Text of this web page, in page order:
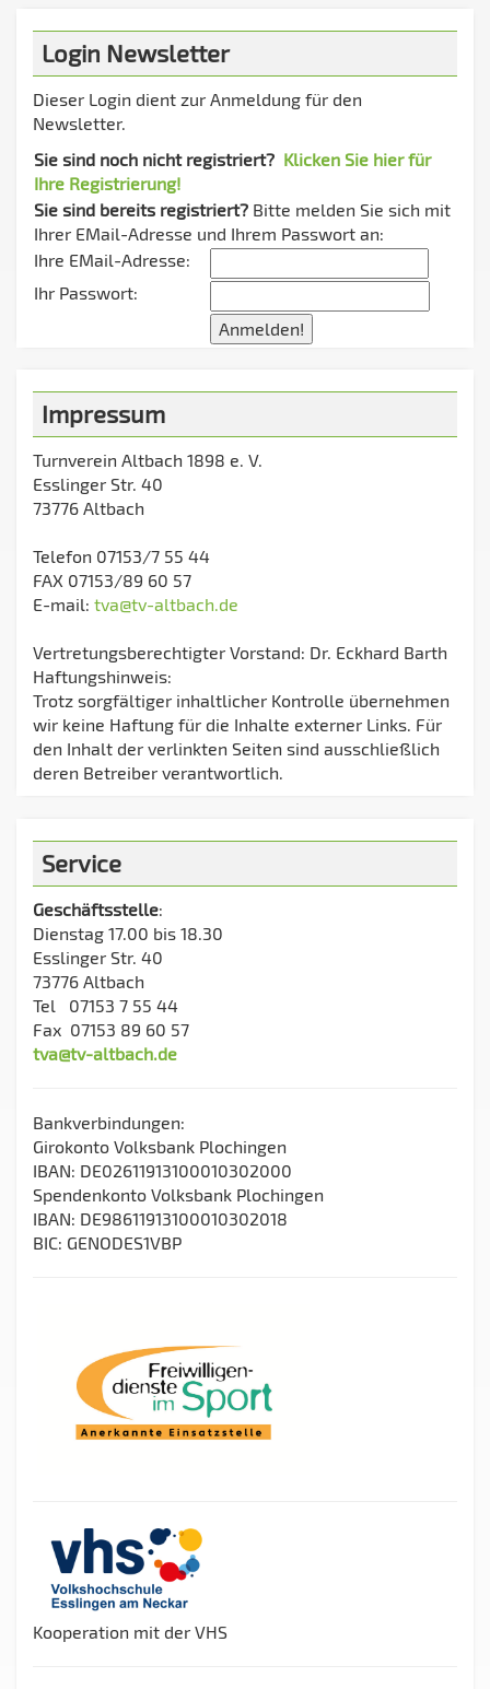
Login Newsletter
Dieser Login dient zur Anmeldung für den
Newsletter.
Sie sind noch nicht registriert? Klicken Sie hier für
Ihre Registrierung!
Sie sind bereits registriert? Bitte melden Sie sich mit
Ihrer EMail-Adresse und Ihrem Passwort an:
Ihre EMail-Adresse:
Ihr Passwort:
Impressum
Turnverein Altbach 1898 e. V.
Esslinger Str. 40
73776 Altbach
Telefon 07153/7 55 44
FAX 07153/89 60 57
E-mail: tva@tv-altbach.de
Vertretungsberechtigter Vorstand: Dr. Eckhard Barth
Haftungshinweis:
Trotz sorgfältiger inhaltlicher Kontrolle übernehmen
wir keine Haftung für die Inhalte externer Links. Für
den Inhalt der verlinkten Seiten sind ausschließlich
deren Betreiber verantwortlich.
Service
Geschäftsstelle:
Dienstag 17.00 bis 18.30
Esslinger Str. 40
73776 Altbach
Tel 07153 7 55 44
Fax 07153 89 60 57
tva@tv-altbach.de
Bankverbindungen:
Girokonto Volksbank Plochingen
IBAN: DE02611913100010302000
Spendenkonto Volksbank Plochingen
IBAN: DE98611913100010302018
BIC: GENODES1VBP
Kooperation mit der VHS